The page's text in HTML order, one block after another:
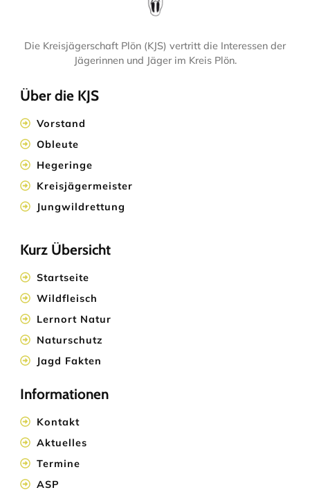
Die Kreisjägerschaft Plön (KJS) vertritt die Interessen der
Jägerinnen und Jäger im Kreis Plön.
Über die KJS
Vorstand
Obleute
Hegeringe
Kreisjägermeister
Jungwildrettung
Kurz Übersicht
Startseite
Wildfleisch
Lernort Natur
Naturschutz
Jagd Fakten
Informationen
Kontakt
Aktuelles
Termine
ASP